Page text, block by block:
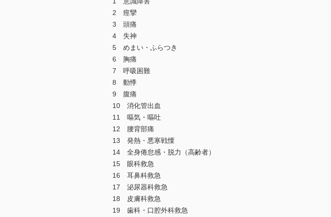
2 痙攣
3 頭痛
4 失神
5 めまい・ふらつき
6 胸痛
7 呼吸困難
8 動悸
9 腹痛
10 消化管出血
11 嘔気・嘔吐
12 腰背部痛
13 発熱・悪寒戦慄
14 全身倦怠感・脱力（高齢者）
15 眼科救急
16 耳鼻科救急
17 泌尿器科救急
18 皮膚科救急
19 歯科・口腔外科救急